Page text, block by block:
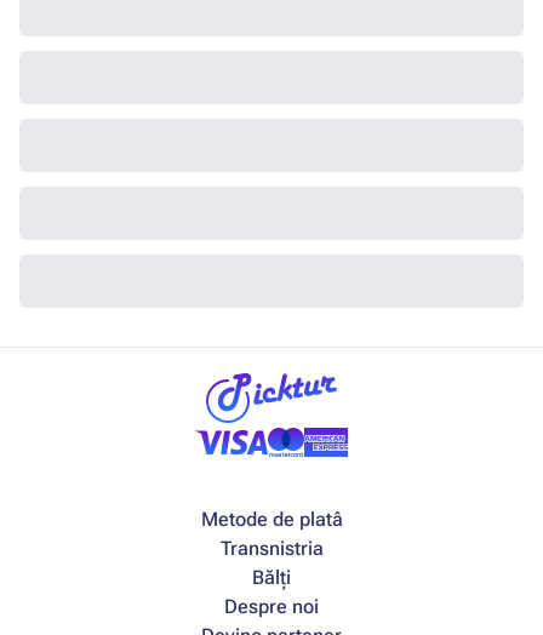
Metode de platâ
Transnistria
Bălți
Despre noi